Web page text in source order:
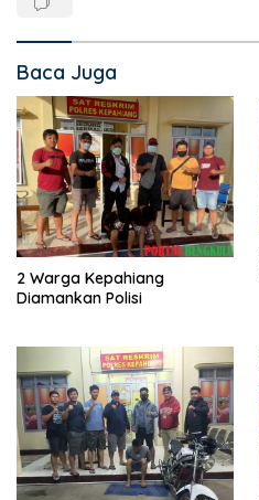
Baca Juga
2 Warga Kepahiang
Diamankan Polisi